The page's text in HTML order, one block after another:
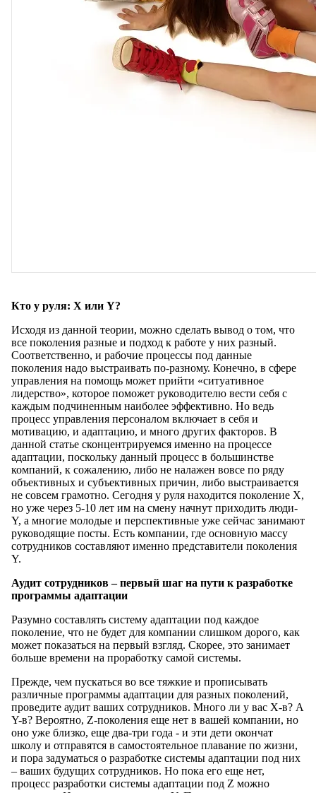
Кто у руля: Х или Y?
Исходя из данной теории, можно сделать вывод о том, что
все поколения разные и подход к работе у них разный.
Соответственно, и рабочие процессы под данные
поколения надо выстраивать по-разному. Конечно, в сфере
управления на помощь может прийти «ситуативное
лидерство», которое поможет руководителю вести себя с
каждым подчиненным наиболее эффективно. Но ведь
процесс управления персоналом включает в себя и
мотивацию, и адаптацию, и много других факторов. В
данной статье сконцентрируемся именно на процессе
адаптации, поскольку данный процесс в большинстве
компаний, к сожалению, либо не налажен вовсе по ряду
объективных и субъективных причин, либо выстраивается
не совсем грамотно. Сегодня у руля находится поколение X,
но уже через 5-10 лет им на смену начнут приходить люди-
Y, а многие молодые и перспективные уже сейчас занимают
руководящие посты. Есть компании, где основную массу
сотрудников составляют именно представители поколения
Y.
Аудит сотрудников – первый шаг на пути к разработке
программы адаптации
Разумно составлять систему адаптации под каждое
поколение, что не будет для компании слишком дорого, как
может показаться на первый взгляд. Скорее, это занимает
больше времени на проработку самой системы.
Прежде, чем пускаться во все тяжкие и прописывать
различные программы адаптации для разных поколений,
проведите аудит ваших сотрудников. Много ли у вас X-в? А
Y-в? Вероятно, Z-поколения еще нет в вашей компании, но
оно уже близко, еще два-три года - и эти дети окончат
школу и отправятся в самостоятельное плавание по жизни,
и пора задуматься о разработке системы адаптации под них
– ваших будущих сотрудников. Но пока его еще нет,
процесс разработки системы адаптации под Z можно